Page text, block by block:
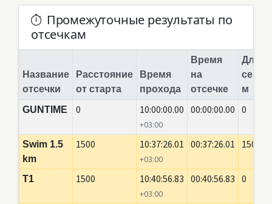
Промежуточные результаты по
отсечкам
Название
отсечки
Расстояние
от старта
Время
прохода
Время
на
отсечке
Длина
м
GUNTIME
0 10:00:00.00
+03:00
00:00:00.00 0
Swim 1.5
km
1500 10:37:26.01
+03:00
00:37:26.01 1500
T1 1500 10:40:56.83
+03:00
00:40:56.83 0